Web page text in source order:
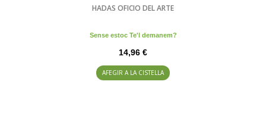
HADAS OFICIO DEL ARTE
Sense estoc Te'l demanem?
14,96 €
AFEGIR A LA CISTELLA